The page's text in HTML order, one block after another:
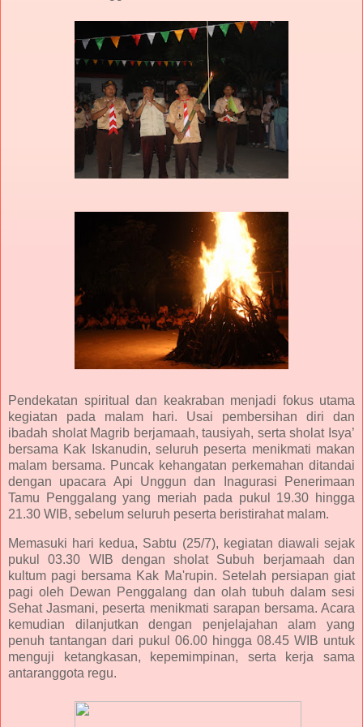
Pendekatan spiritual dan keakraban menjadi fokus utama
kegiatan pada malam hari. Usai pembersihan diri dan
ibadah sholat Magrib berjamaah, tausiyah, serta sholat Isya’
bersama Kak Iskanudin, seluruh peserta menikmati makan
malam bersama. Puncak kehangatan perkemahan ditandai
dengan upacara Api Unggun dan Inagurasi Penerimaan
Tamu Penggalang yang meriah pada pukul 19.30 hingga
21.30 WIB, sebelum seluruh peserta beristirahat malam.
Memasuki hari kedua, Sabtu (25/7), kegiatan diawali sejak
pukul 03.30 WIB dengan sholat Subuh berjamaah dan
kultum pagi bersama Kak Ma'rupin. Setelah persiapan giat
pagi oleh Dewan Penggalang dan olah tubuh dalam sesi
Sehat Jasmani, peserta menikmati sarapan bersama. Acara
kemudian dilanjutkan dengan penjelajahan alam yang
penuh tantangan dari pukul 06.00 hingga 08.45 WIB untuk
menguji ketangkasan, kepemimpinan, serta kerja sama
antaranggota regu.